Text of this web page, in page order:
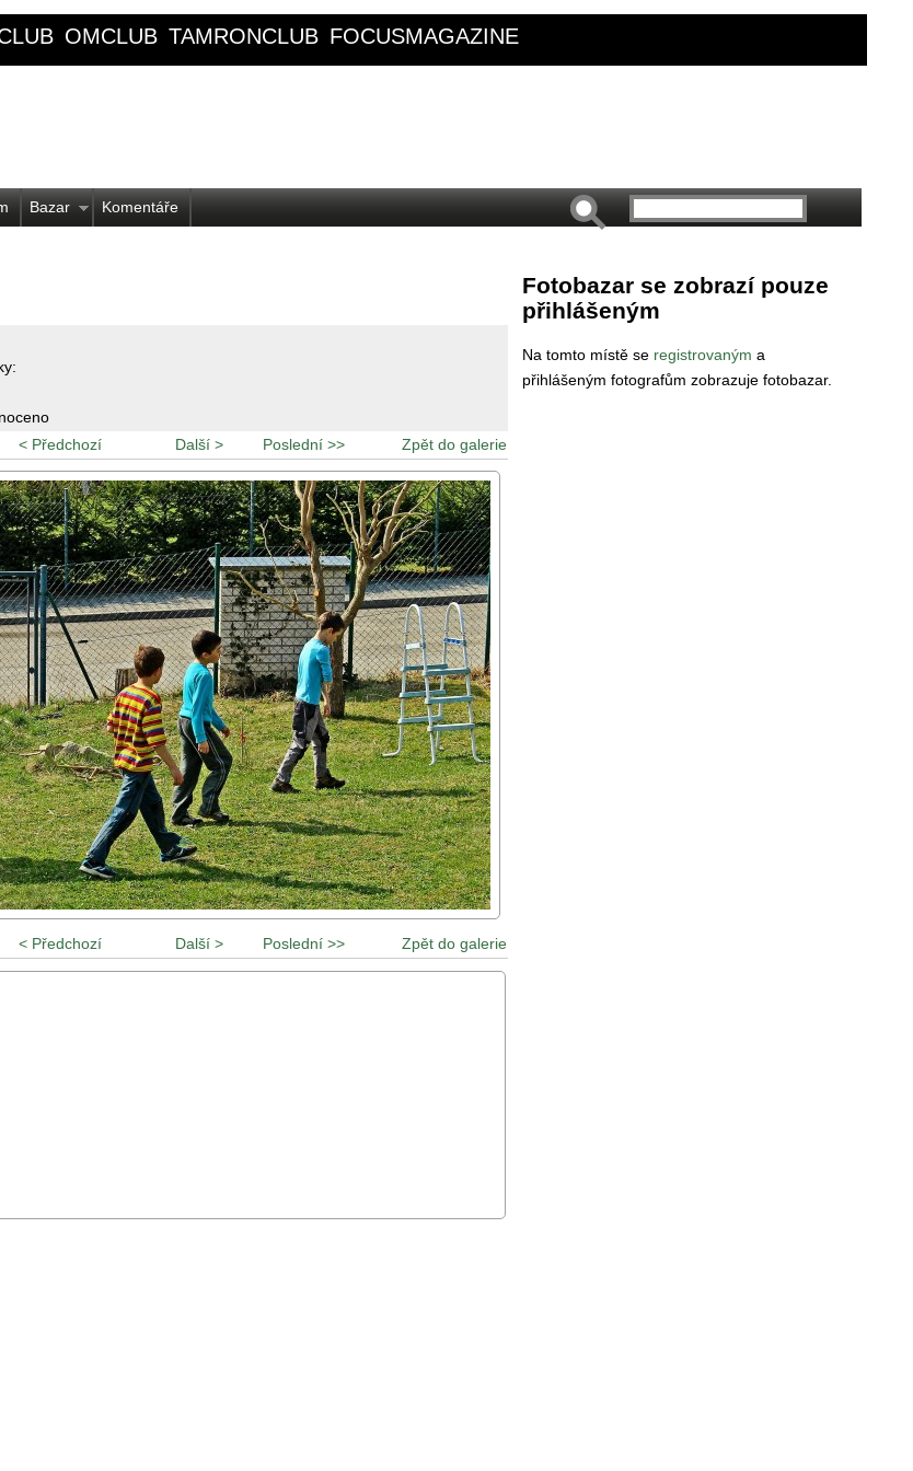
OMCLUB TAMRONCLUB FOCUSMAGAZINE
Bazar Komentáře
< Předchozí Další > Poslední >> Zpět do galerie
< Předchozí Další > Poslední >>
Zpět do galerie
Fotobazar se zobrazí pouze
přihlášeným
Na tomto místě se registrovaným a
přihlášeným fotografům zobrazuje fotobazar.